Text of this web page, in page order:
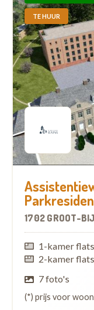
TE HUUR
1702 GROOT-
1-kamer
2-kamer
7 foto's
(*) prijs voor